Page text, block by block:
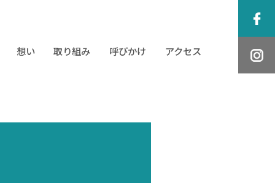
想い 取り組み 呼びかけ アクセス